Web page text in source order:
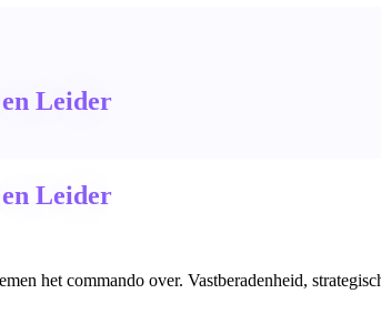
Leider
Leider
het commando over. Vastberadenheid,